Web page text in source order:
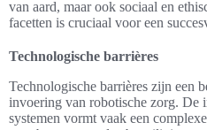
van aard, maar ook sociaal en
facetten is cruciaal voor een
Technologische barrières
Technologische barrières zijn een
invoering van robotische zorg. De
systemen vormt vaak een